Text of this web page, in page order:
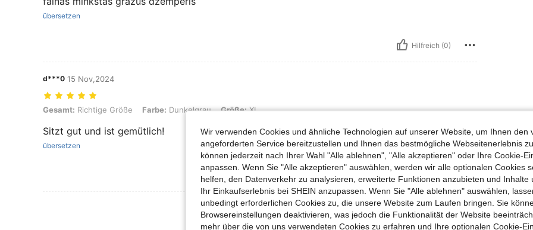
übersetzen
Hilfreich (0)
d***0 15 Nov,2024
Gesamt: Richtige Größe, Farbe: Dunkelgrau, Größe: XL
Gesamt: Richtige Größe Farbe: Dunkelgrau Größe:XL
Sitzt gut und ist gemütlich!
übersetzen
Hilfreich (0)
Mehr Bewertungen Ansehen
Wir verwenden Cookies und ähnliche Technologien auf unserer Website, um Ihnen den
angeforderten Service bereitzustellen und Ihnen das bestmögliche Webseitenerlebnis
können jederzeit nach Ihrer Wahl "Alle ablehnen", "Alle akzeptieren" oder Ihre Cookie-
anpassen. Wenn Sie "Alle akzeptieren" auswählen, werden wir alle optionalen Cookies
helfen, den Datenverkehr zu analysieren, erweiterte Funktionen anzubieten und Inhalte
Ihr Einkaufserlebnis bei SHEIN anzupassen. Wenn Sie "Alle ablehnen" auswählen,
unbedingt erforderlichen Cookies zu, die unsere Website zum Laufen bringen. Sie
Browsereinstellungen deaktivieren, was jedoch die Funktionalität der Website
mehr über die von uns verwendeten Cookies zu erfahren und Ihre optionalen Cookie-